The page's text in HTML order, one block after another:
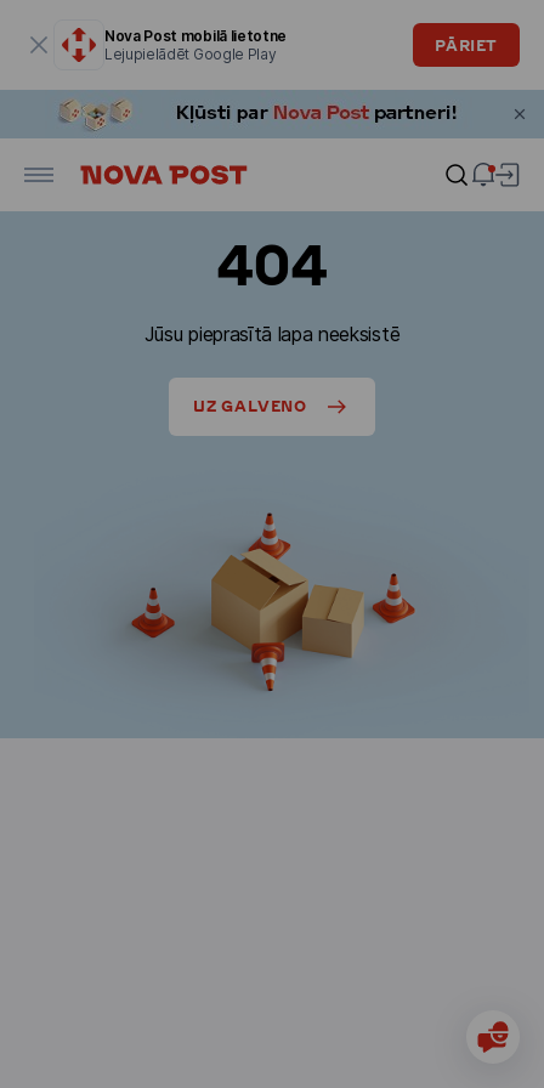
Nova Post mobilā lietotne
Lejupielādēt Google Play
PĀRIET
404
Jūsu pieprasītā lapa neeksistē
UZ GALVENO